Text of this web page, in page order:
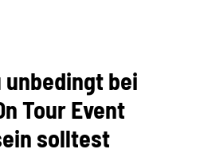
unbedingt bei
Tour Event
solltest